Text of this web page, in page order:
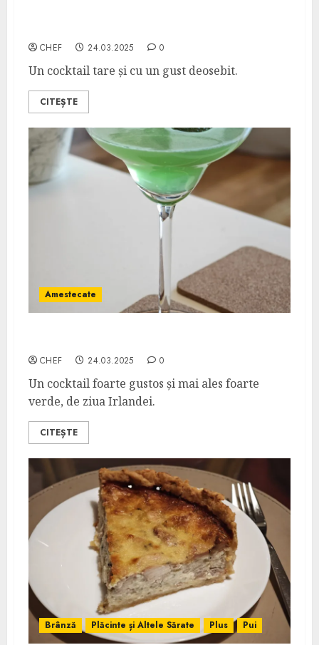
CHEF 24.03.2025 0
Un cocktail tare și cu un gust deosebit.
CITEȘTE
Amestecate
CHEF 24.03.2025 0
Un cocktail foarte gustos și mai ales foarte
verde, de ziua Irlandei.
CITEȘTE
Brânză Plăcinte și Altele Sărate Plus Pui